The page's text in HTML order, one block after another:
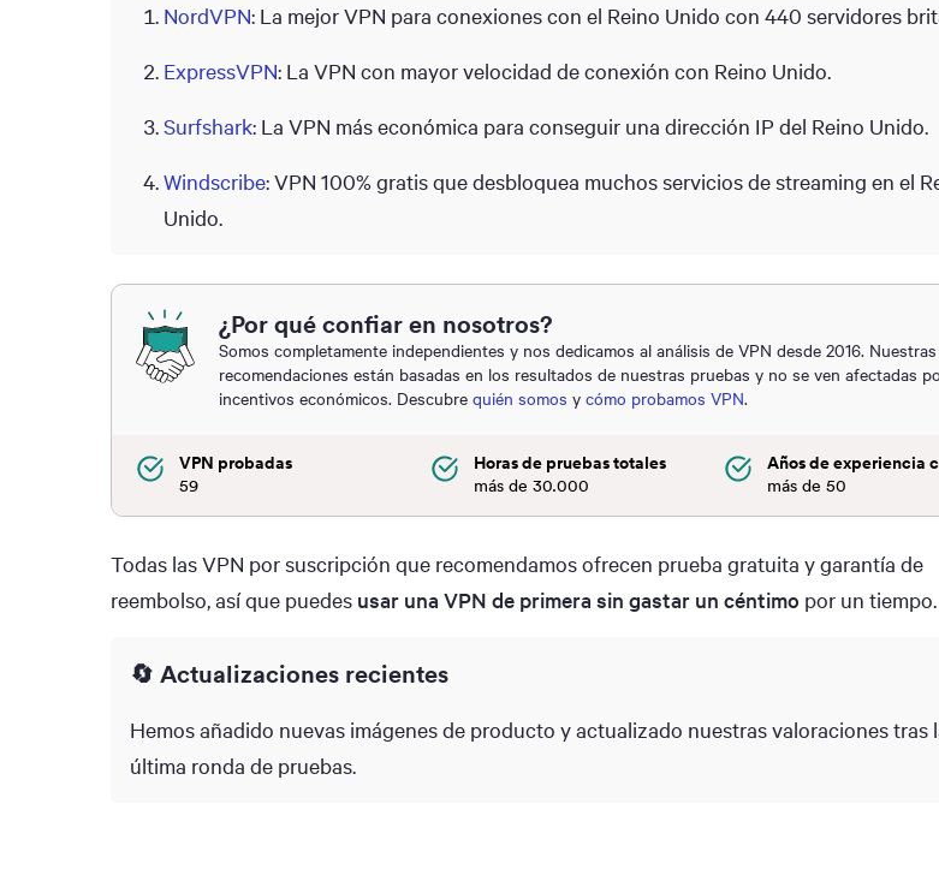
NordVPN: La mejor VPN para conexiones con el Reino Unido con 440 servidores
ExpressVPN: La VPN con mayor velocidad de conexión con Reino Unido.
Surfshark: La VPN más económica para conseguir una dirección IP del Reino Unido.
Windscribe: VPN 100% gratis que desbloquea muchos servicios de streaming en el
Unido.
¿Por qué confiar en nosotros?
Somos completamente independientes y nos dedicamos al análisis de VPN desde 2016. Nuestras
recomendaciones están basadas en los resultados de nuestras pruebas y no se ven afectadas
incentivos económicos. Descubre quién somos y cómo probamos VPN.
VPN probadas
59
Horas de pruebas totales
más de 30.000
Años de experiencia
más de 50
Todas las VPN por suscripción que recomendamos ofrecen prueba gratuita y garantía de
reembolso, así que puedes usar una VPN de primera sin gastar un céntimo por un tiempo.
🔄 Actualizaciones recientes
Hemos añadido nuevas imágenes de producto y actualizado nuestras valoraciones tras
última ronda de pruebas.